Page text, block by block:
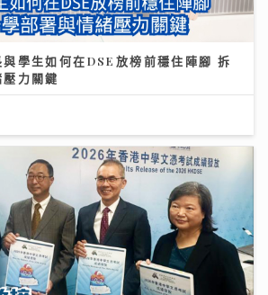
學生如何在DSE放榜前穩住陣腳 拆
力關鍵